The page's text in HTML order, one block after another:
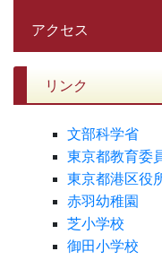
アクセス
リンク
文部科学省
東京都教育委
東京都港区役
赤羽幼稚園
芝小学校
御田小学校